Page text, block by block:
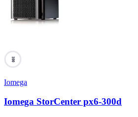
100
Iomega
Iomega StorCenter px6-300d